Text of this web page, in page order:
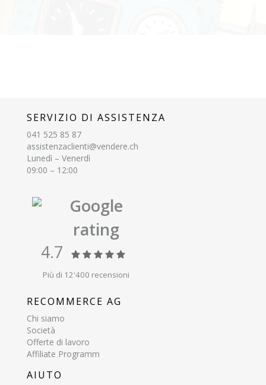
SERVIZIO DI ASSISTENZA
041 525 85 87
assistenzaclienti@vendere.ch
Lunedì – Venerdì
09:00 – 12:00
Google
rating
4.7
Più di 12'400 recensioni
RECOMMERCE AG
Chi siamo
Società
Offerte di lavoro
Affiliate Programm
AIUTO